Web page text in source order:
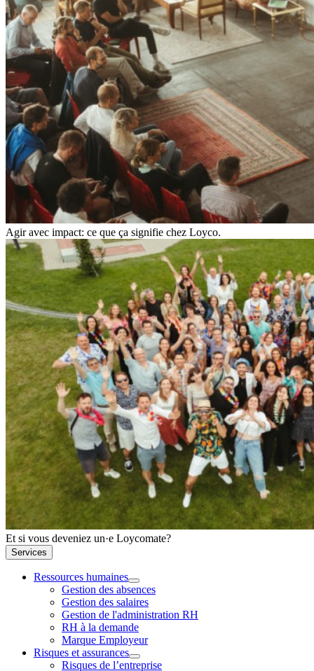
Agir avec impact: ce que ça signifie chez Loyco.
Et si vous deveniez un·e Loycomate?
Services
Ressources humaines
Gestion des absences
Gestion des salaires
Gestion de l'administration RH
RH à la demande
Marque Employeur
Risques et assurances
Risques de l’entreprise